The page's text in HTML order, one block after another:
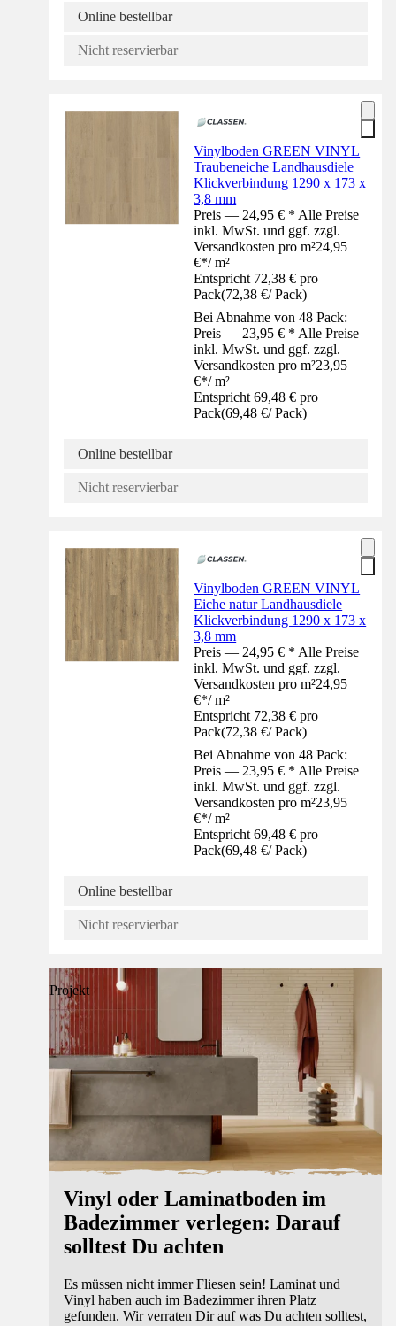
Online bestellbar
Nicht reservierbar
Vinylboden GREEN VINYL
Traubeneiche Landhausdiele
Klickverbindung 1290 x 173 x
3,8 mm
Preis — 24,95 € * Alle Preise
inkl. MwSt. und ggf. zzgl.
Versandkosten pro m²24,95
€*/ m²
Entspricht 72,38 € pro
Pack(72,38 €/ Pack)
Bei Abnahme von 48 Pack:
Preis — 23,95 € * Alle Preise
inkl. MwSt. und ggf. zzgl.
Versandkosten pro m²23,95
€*/ m²
Entspricht 69,48 € pro
Pack(69,48 €/ Pack)
Online bestellbar
Nicht reservierbar
Vinylboden GREEN VINYL
Eiche natur Landhausdiele
Klickverbindung 1290 x 173 x
3,8 mm
Preis — 24,95 € * Alle Preise
inkl. MwSt. und ggf. zzgl.
Versandkosten pro m²24,95
€*/ m²
Entspricht 72,38 € pro
Pack(72,38 €/ Pack)
Bei Abnahme von 48 Pack:
Preis — 23,95 € * Alle Preise
inkl. MwSt. und ggf. zzgl.
Versandkosten pro m²23,95
€*/ m²
Entspricht 69,48 € pro
Pack(69,48 €/ Pack)
Online bestellbar
Nicht reservierbar
Projekt
Vinyl oder Laminatboden im
Badezimmer verlegen: Darauf
solltest Du achten
Es müssen nicht immer Fliesen sein! Laminat und
Vinyl haben auch im Badezimmer ihren Platz
gefunden. Wir verraten Dir auf was Du achten solltest,